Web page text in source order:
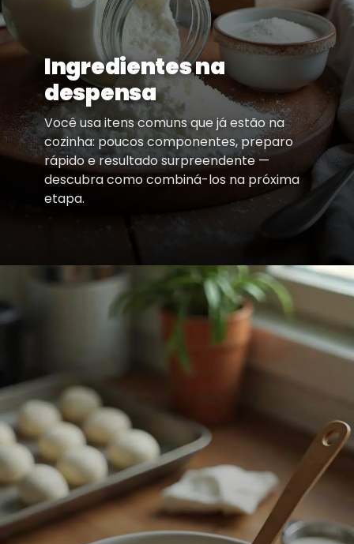
Ingredientes na
despensa
Você usa itens comuns que já estão na
cozinha: poucos componentes, preparo
rápido e resultado surpreendente —
descubra como combiná-los na próxima
etapa.